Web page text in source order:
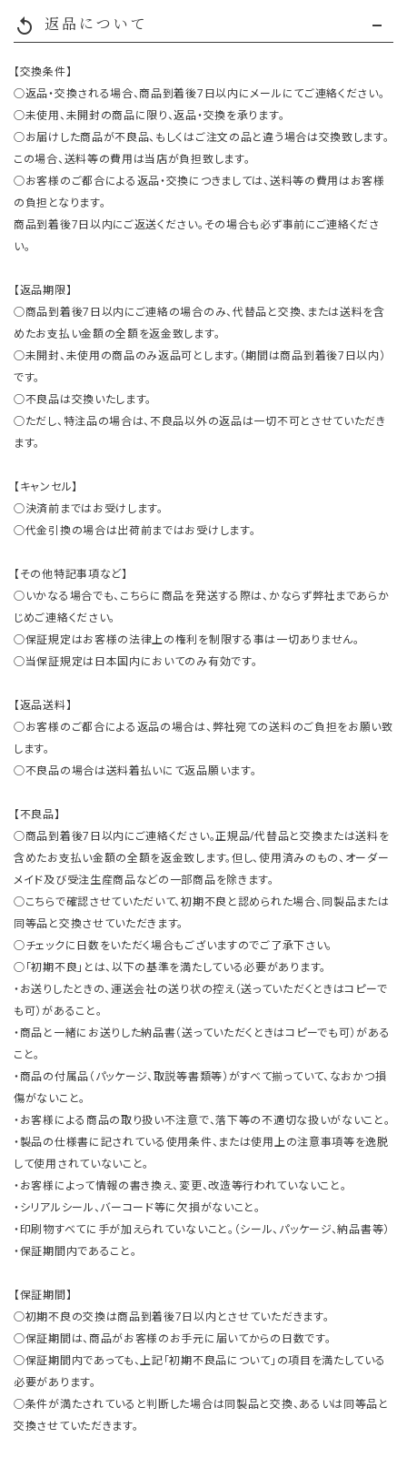
replay 返品について
【交換条件】
○返品・交換される場合、商品到着後7日以内にメールにてご連絡ください。
○未使用、未開封の商品に限り、返品・交換を承ります。
○お届けした商品が不良品、もしくはご注文の品と違う場合は交換致します。
この場合、送料等の費用は当店が負担致します。
○お客様のご都合による返品・交換につきましては、送料等の費用はお客様
の負担となります。
商品到着後7日以内にご返送ください。その場合も必ず事前にご連絡くださ
い。
【返品期限】
○商品到着後7日以内にご連絡の場合のみ、代替品と交換、または送料を含
めたお支払い金額の全額を返金致します。
○未開封、未使用の商品のみ返品可とします。（期間は商品到着後7日以内）
です。
○不良品は交換いたします。
○ただし、特注品の場合は、不良品以外の返品は一切不可とさせていただき
ます。
【キャンセル】
○決済前まではお受けします。
○代金引換の場合は出荷前まではお受けします。
【その他特記事項など】
○いかなる場合でも、こちらに商品を発送する際は、かならず弊社まであらか
じめご連絡ください。
○保証規定はお客様の法律上の権利を制限する事は一切ありません。
○当保証規定は日本国内においてのみ有効です。
【返品送料】
○お客様のご都合による返品の場合は、弊社宛ての送料のご負担をお願い致
します。
○不良品の場合は送料着払いにて返品願います。
【不良品】
○商品到着後7日以内にご連絡ください。正規品/代替品と交換または送料を
含めたお支払い金額の全額を返金致します。但し、使用済みのもの、オーダー
メイド及び受注生産商品などの一部商品を除きます。
○こちらで確認させていただいて、初期不良と認められた場合、同製品または
同等品と交換させていただきます。
○チェックに日数をいただく場合もございますのでご了承下さい。
○「初期不良」とは、以下の基準を満たしている必要があります。
・お送りしたときの、運送会社の送り状の控え（送っていただくときはコピーで
も可）があること。
・商品と一緒にお送りした納品書（送っていただくときはコピーでも可）がある
こと。
・商品の付属品（パッケージ、取説等書類等）がすべて揃っていて、なおかつ損
傷がないこと。
・お客様による商品の取り扱い不注意で、落下等の不適切な扱いがないこと。
・製品の仕様書に記されている使用条件、または使用上の注意事項等を逸脱
して使用されていないこと。
・お客様によって情報の書き換え、変更、改造等行われていないこと。
・シリアルシール、バーコード等に欠損がないこと。
・印刷物すべてに手が加えられていないこと。（シール、パッケージ、納品書等）
・保証期間内であること。
【保証期間】
○初期不良の交換は商品到着後7日以内とさせていただきます。
○保証期間は、商品がお客様のお手元に届いてからの日数です。
○保証期間内であっても、上記「初期不良品について」の項目を満たしている
必要があります。
○条件が満たされていると判断した場合は同製品と交換、あるいは同等品と
交換させていただきます。